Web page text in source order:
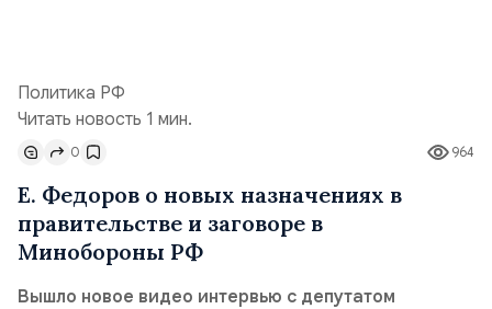
Политика РФ
Читать новость 1 мин.
964
0
Е. Федоров о новых назначениях в
правительстве и заговоре в
Минобороны РФ
Вышло новое видео интервью с депутатом